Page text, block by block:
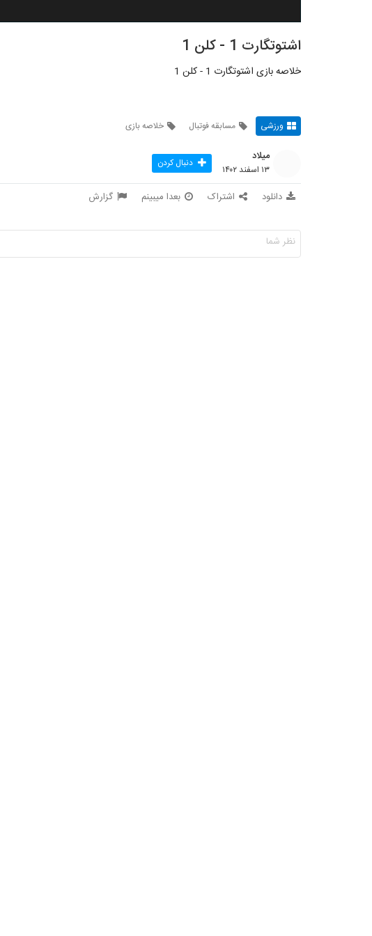
اشتوتگارت 1 - کلن 1
خلاصه بازی اشتوتگارت 1 - کلن 1
ورزشی مسابقه فوتبال خلاصه بازی
میلاد
۱۳ اسفند ۱۴۰۲ دنبال کردن
دانلود اشتراک بعدا میبینم گزارش